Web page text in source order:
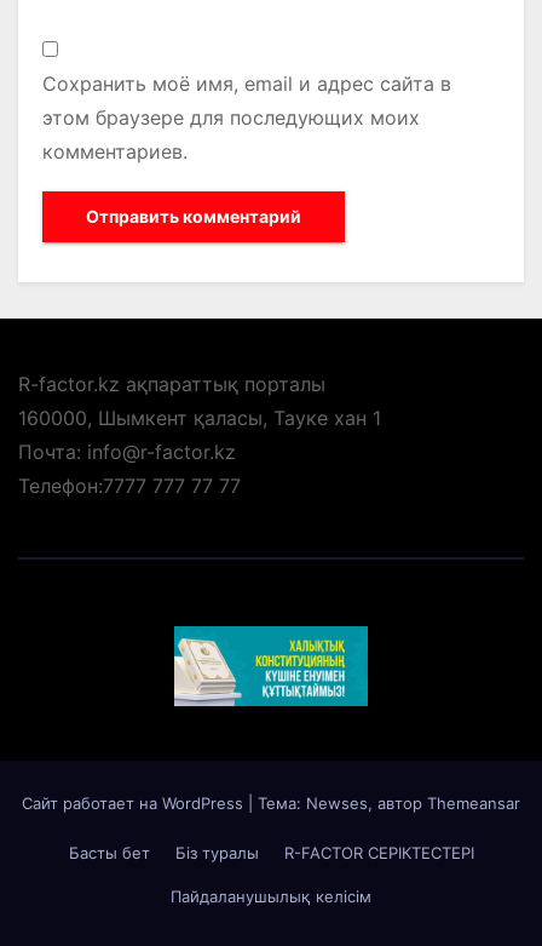
Сохранить моё имя, email и адрес сайта в
этом браузере для последующих моих
комментариев.
R-factor.kz ақпараттық порталы
160000, Шымкент қаласы, Тауке хан 1
Почта: info@r-factor.kz
Телефон:7777 777 77 77
Сайт работает на WordPress Тема: Newses, автор Themeansar
Басты бет Біз туралы R-FACTOR СЕРІКТЕСТЕРІ
Пайдаланушылық келісім